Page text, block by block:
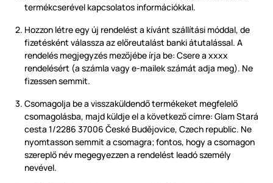
termékcserével kapcsolatos információkkal.
Hozzon létre egy új rendelést a kívánt szállítási móddal, de
fizetésként válassza az előreutalást banki átutalással. A
rendelés megjegyzés mezőjébe írja be: Csere a xxxx
rendelésért (a számla vagy e-mailek számát adja meg). Ne
fizessen semmit.
Csomagolja be a visszaküldendő termékeket megfelelő
csomagolásba, majd küldje el a következő címre: Glam Stará
cesta 1/2286 37006 České Budějovice, Czech republic. Ne
nyomtasson semmit a csomagra; fontos, hogy a csomagon
szereplő név megegyezzen a rendelést leadó személy
nevével.